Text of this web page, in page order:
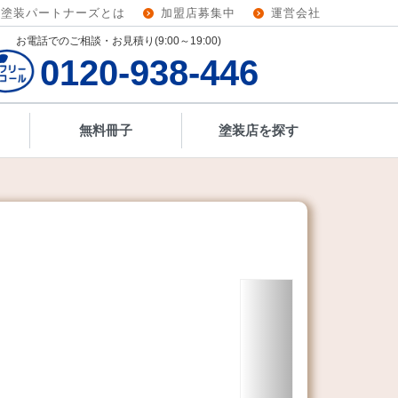
装パートナーズとは 加盟店募集中 運営会社
お電話でのご相談・お見積り(9:00～19:00)
0120-938-446
無料冊子 塗装店を探す